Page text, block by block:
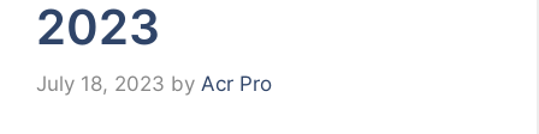
2023
July 18, 2023 by Acr Pro